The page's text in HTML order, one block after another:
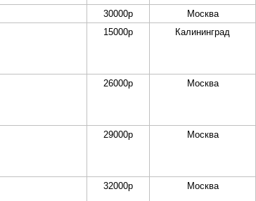
30000р Москва
15000р Калининград
26000р Москва
29000р Москва
32000р Москва